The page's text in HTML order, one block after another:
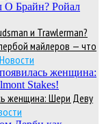
и Trawlerman?
майлеров — что
Новости
женщина: Шери Деву